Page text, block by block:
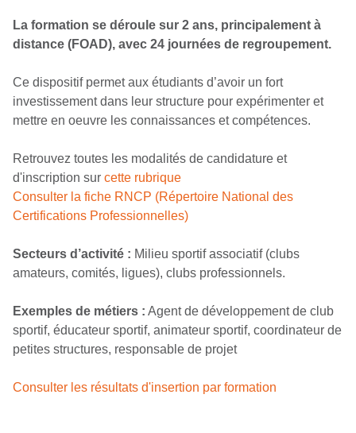
La formation se déroule sur 2 ans, principalement à
distance (FOAD), avec 24 journées de regroupement.
Ce dispositif permet aux étudiants d’avoir un fort
investissement dans leur structure pour expérimenter et
mettre en oeuvre les connaissances et compétences.
Retrouvez toutes les modalités de candidature et
d'inscription sur cette rubrique
Consulter la fiche RNCP (Répertoire National des
Certifications Professionnelles)
Secteurs d’activité : Milieu sportif associatif (clubs
amateurs, comités, ligues), clubs professionnels.
Exemples de métiers : Agent de développement de club
sportif, éducateur sportif, animateur sportif, coordinateur de
petites structures, responsable de projet
Consulter les résultats d'insertion par formation